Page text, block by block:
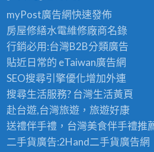
myPost廣告網快速發佈
房屋修繕水電維修廠商名錄
行銷必用:台灣B2B分類廣告
貼近日常的 eTaiwan廣告網
SEO搜尋引擎優化增加外連
搜尋生活服務? 台灣生活黃頁
赴台遊,台灣旅遊，旅遊好康
送禮伴手禮，台灣美食伴手禮推
二手貨廣告:2Hand二手貨廣告網